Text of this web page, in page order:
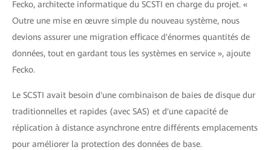
Fecko, architecte informatique du SCSTI en charge du projet. «
Outre une mise en œuvre simple du nouveau système, nous
devions assurer une migration efficace d'énormes quantités de
données, tout en gardant tous les systèmes en service », ajoute
Fecko.
Le SCSTI avait besoin d'une combinaison de baies de disque dur
traditionnelles et rapides (avec SAS) et d'une capacité de
réplication à distance asynchrone entre différents emplacements
pour améliorer la protection des données de base.